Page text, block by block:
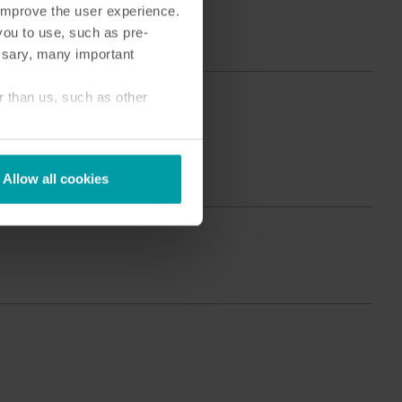
the user experience.
to use, such as pre-
many important
than us, such as other
Allow all cookies
Soluciones de submedición Centro de productos
En el centro de productos
todas nuestras soluciones